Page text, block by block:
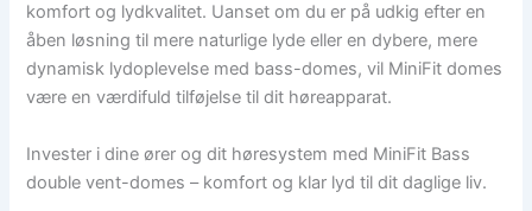
komfort og lydkvalitet. Uanset om du er på udkig efter en
åben løsning til mere naturlige lyde eller en dybere, mere
dynamisk lydoplevelse med bass-domes, vil MiniFit domes
være en værdifuld tilføjelse til dit høreapparat.
Invester i dine ører og dit høresystem med MiniFit Bass
double vent-domes – komfort og klar lyd til dit daglige liv.